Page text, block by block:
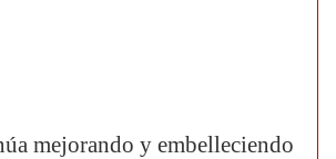
mejorando y embelleciendo